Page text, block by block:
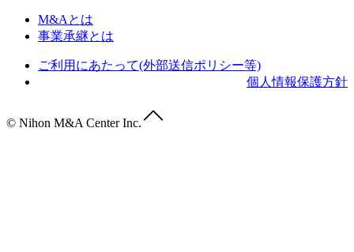
M&Aとは
事業承継とは
ご利用にあたって(外部送信ポリシー等)
個人情報保護方針
© Nihon M&A Center Inc.